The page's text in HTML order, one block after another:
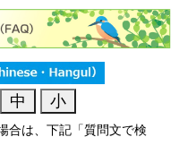
合は、下記「質問文で検